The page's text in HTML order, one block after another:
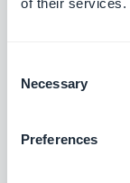
Selection
Necessary
Preferences